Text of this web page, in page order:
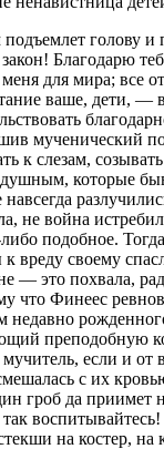
подъемлет
Благодарю
для мира;
ваше, дети, —
мученический
к слезам,
которые
война
подобное.
вреду своему
это похвала,
что Финеес
недавно
преподобную
если и
с их
гроб да приимет
на костер, на